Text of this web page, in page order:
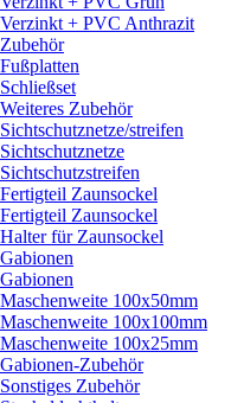
Verzinkt + PVC Anthrazit
Zubehör
Fußplatten
Schließset
Weiteres Zubehör
Sichtschutznetze/streifen
Sichtschutznetze
Sichtschutzstreifen
Fertigteil Zaunsockel
Fertigteil Zaunsockel
Halter für Zaunsockel
Gabionen
Gabionen
Maschenweite 100x50mm
Maschenweite 100x100mm
Maschenweite 100x25mm
Gabionen-Zubehör
Sonstiges Zubehör